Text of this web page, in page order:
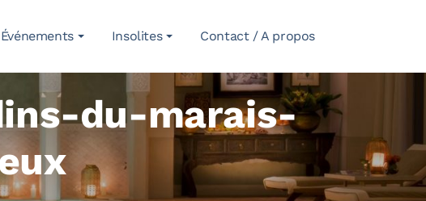
Événements Insolites Contact / A propos
du-marais-